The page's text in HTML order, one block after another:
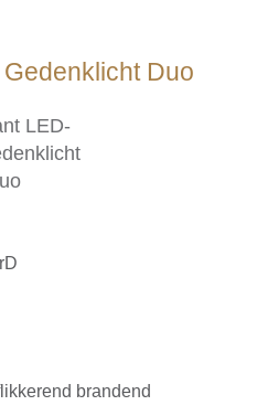
Duo
brandend